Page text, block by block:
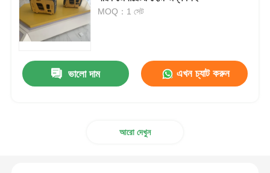
ডিজেল জেনারেটর সেট
পেট্রোল জেনারেটর সেট
MOQ：1 সেট
ভালো দাম এখন চ্যাট করুন
আরো দেখুন